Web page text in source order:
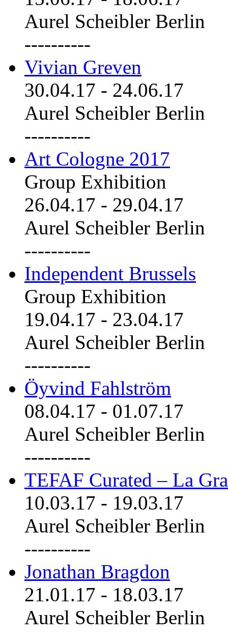
Aurel Scheibler Berlin
----------
Vivian Greven
30.04.17 - 24.06.17
Aurel Scheibler Berlin
----------
Art Cologne 2017
Group Exhibition
26.04.17 - 29.04.17
Aurel Scheibler Berlin
----------
Independent Brussels
Group Exhibition
19.04.17 - 23.04.17
Aurel Scheibler Berlin
----------
Öyvind Fahlström
08.04.17 - 01.07.17
Aurel Scheibler Berlin
----------
TEFAF Curated – La
10.03.17 - 19.03.17
Aurel Scheibler Berlin
----------
Jonathan Bragdon
21.01.17 - 18.03.17
Aurel Scheibler Berlin